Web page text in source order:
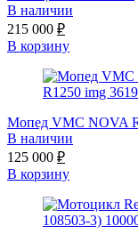
В наличии
215 000 ₽
В корзину
Мопед VMC NOVA
В наличии
125 000 ₽
В корзину